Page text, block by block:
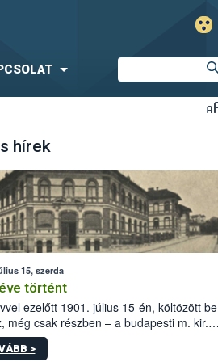
hírek
15, szerda
történt
ezelőtt 1901. július 15-én, költözött be
még csak részben – a budapesti m. kir.
állomás a Kis Rókus utca
alatti, Czigler Győző által tervezett új
>